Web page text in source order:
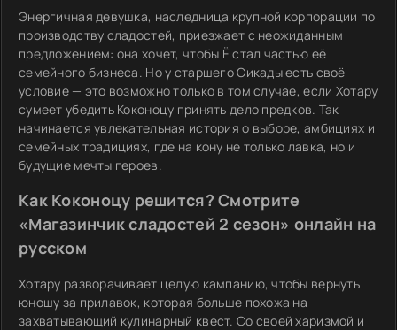
Энергичная девушка, наследница крупной корпорации по
производству сладостей, приезжает с неожиданным
предложением: она хочет, чтобы Ё стал частью её
семейного бизнеса. Но у старшего Сикады есть своё
условие — это возможно только в том случае, если Хотару
сумеет убедить Коконоцу принять дело предков. Так
начинается увлекательная история о выборе, амбициях и
семейных традициях, где на кону не только лавка, но и
будущие мечты героев.
Как Коконоцу решится? Смотрите
«Магазинчик сладостей 2 сезон» онлайн на
русском
Хотару разворачивает целую кампанию, чтобы вернуть
юношу за прилавок, которая больше похожа на
захватывающий кулинарный квест. Со своей харизмой и